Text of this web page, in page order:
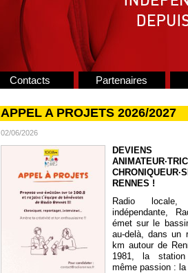
Contacts Partenaires
APPEL A PROJETS 2026/2027
02/06/2026
DEVIENS
RENNES !
Radio
indépendante,
émet sur le
au-delà, dans un
km autour de
1981, la
même passion :